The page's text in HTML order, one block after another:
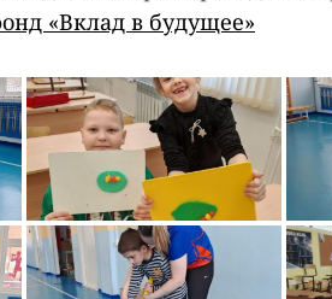
«Вклад в будущее»